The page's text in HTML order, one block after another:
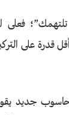
فعلى
قدرة على
حاسوب جديد